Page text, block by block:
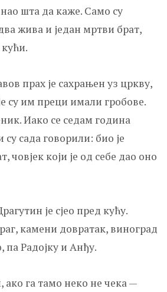
шта да каже. Само су
жива и један мртви брат,
прах је сахрањен уз цркву,
су им преци имали гробове.
Иако се седам година
сада говорили: био је
човјек који је од себе дао оно
је сјео пред кућу.
камени довратак, виноград
па Радојку и Анђу.
ако га тамо неко не чека —